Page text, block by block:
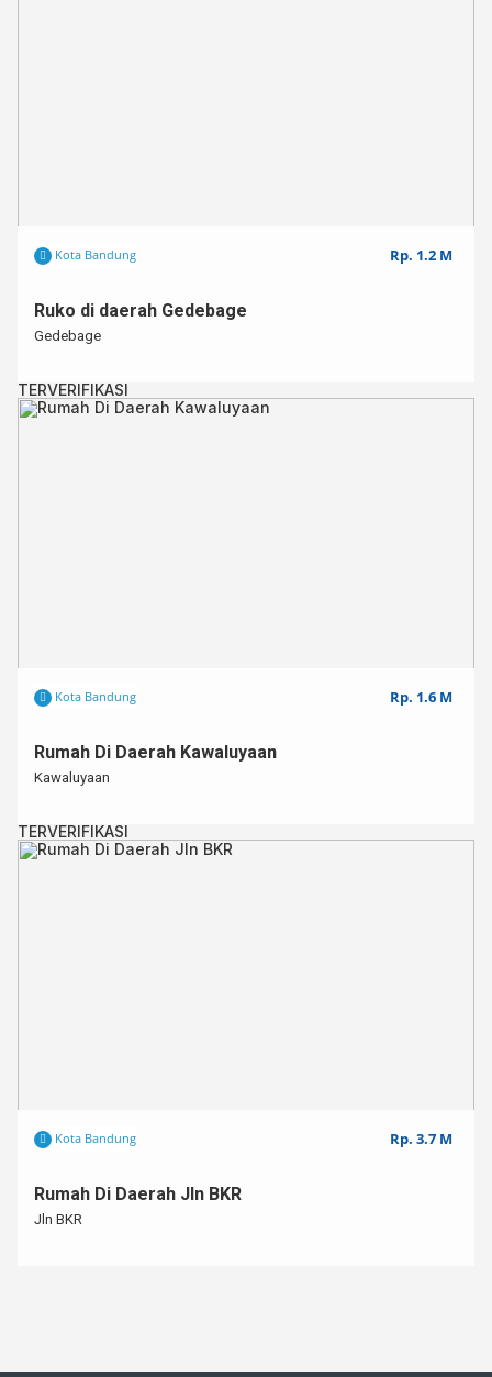
Kota Bandung Rp. 1.2 M
Ruko di daerah Gedebage⁣
Gedebage
TERVERIFIKASI
Kota Bandung Rp. 1.6 M
Rumah Di Daerah Kawaluyaan
Kawaluyaan
TERVERIFIKASI
Kota Bandung Rp. 3.7 M
Rumah Di Daerah Jln BKR
Jln BKR